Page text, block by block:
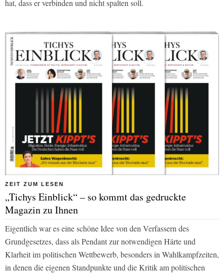
hat, dass er verbinden und nicht spalten soll.
ZEIT ZUM LESEN
„Tichys Einblick“ – so kommt das gedruckte
Magazin zu Ihnen
Eigentlich war es eine schöne Idee von den Verfassern des
Grundgesetzes, dass als Pendant zur notwendigen Härte und
Klarheit im politischen Wettbewerb, besonders in Wahlkampfzeiten,
in denen die eigenen Standpunkte und die Kritik am politischen